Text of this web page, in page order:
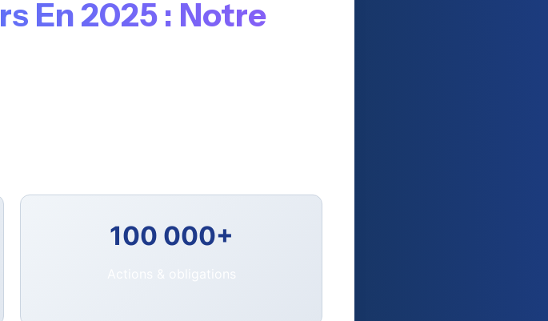
En 2025 : Notre
100 000+
Actions & obligations